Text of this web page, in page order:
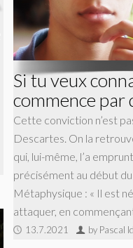
Si tu veux
commence par
Cette conviction n’est
Descartes. On la
qui, lui-même, l’a
précisément au début
Métaphysique : « Il est
attaquer, en
13.7.2021 by Pascal